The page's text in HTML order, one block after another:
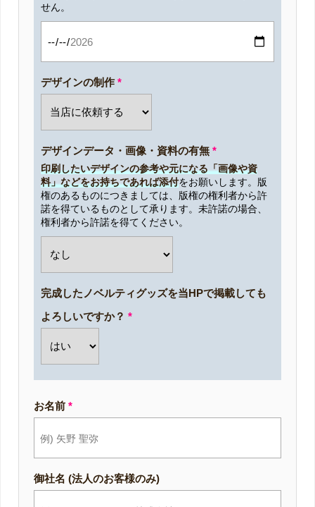
せん。
デザインの制作*
デザインデータ・画像・資料の有無*
印刷したいデザインの参考や元になる「画像や資
料」などをお持ちであれば添付をお願いします。版
権のあるものにつきましては、版権の権利者から許
諾を得ているものとして承ります。未許諾の場合、
権利者から許諾を得てください。
完成したノベルティグッズを当HPで掲載しても
よろしいですか？ *
お名前*
御社名 (法人のお客様のみ)